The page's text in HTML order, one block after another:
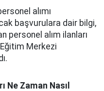
alımı
başvurulara dair bilgi,
personel alım ilanları
Merkezi
Ne Zaman Nasıl